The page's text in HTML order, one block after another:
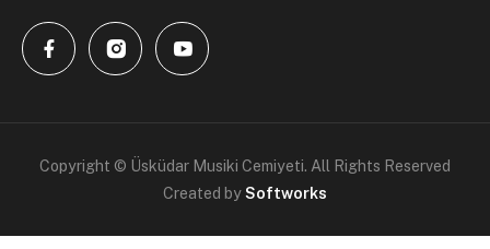
Copyright © Üsküdar Musiki Cemiyeti. All Rights Reserved
Created bySoftworks